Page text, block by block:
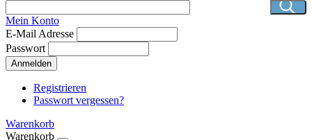
Mein Konto
E-Mail Adresse
Passwort
Anmelden
Registrieren
Passwort vergessen?
Warenkorb
Warenkorb